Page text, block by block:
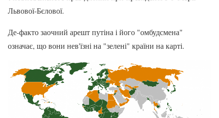
Львової-Бєлової.
Де-факто заочний арешт путіна і його "омбудсмена"
означає, що вони нев'їзні на "зелені" країни на карті.